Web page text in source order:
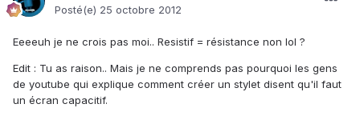
Posté(e) 25 octobre 2012
Eeeeuh je ne crois pas moi.. Resistif = résistance non lol ?
Edit : Tu as raison.. Mais je ne comprends pas pourquoi les gens
de youtube qui explique comment créer un stylet disent qu'il faut
un écran capacitif.